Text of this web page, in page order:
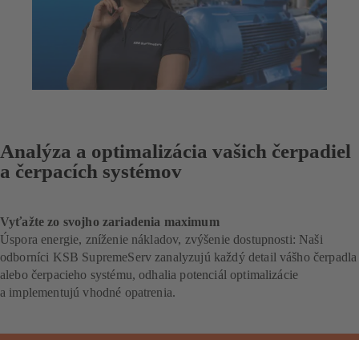
Analýza a optimalizácia vašich čerpadiel
a čerpacích systémov
Vyťažte zo svojho zariadenia maximum
Úspora energie, zníženie nákladov, zvýšenie dostupnosti: Naši
odborníci KSB SupremeServ zanalyzujú každý detail vášho čerpadla
alebo čerpacieho systému, odhalia potenciál optimalizácie
a implementujú vhodné opatrenia.